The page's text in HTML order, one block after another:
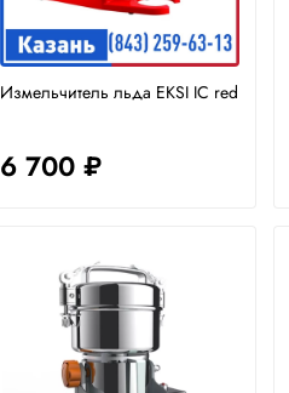
Измельчитель льда EKSI IC red
6 700 ₽